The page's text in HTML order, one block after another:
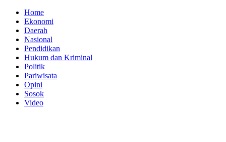
Home
Ekonomi
Daerah
Nasional
Pendidikan
Hukum dan Kriminal
Politik
Pariwisata
Opini
Sosok
Video